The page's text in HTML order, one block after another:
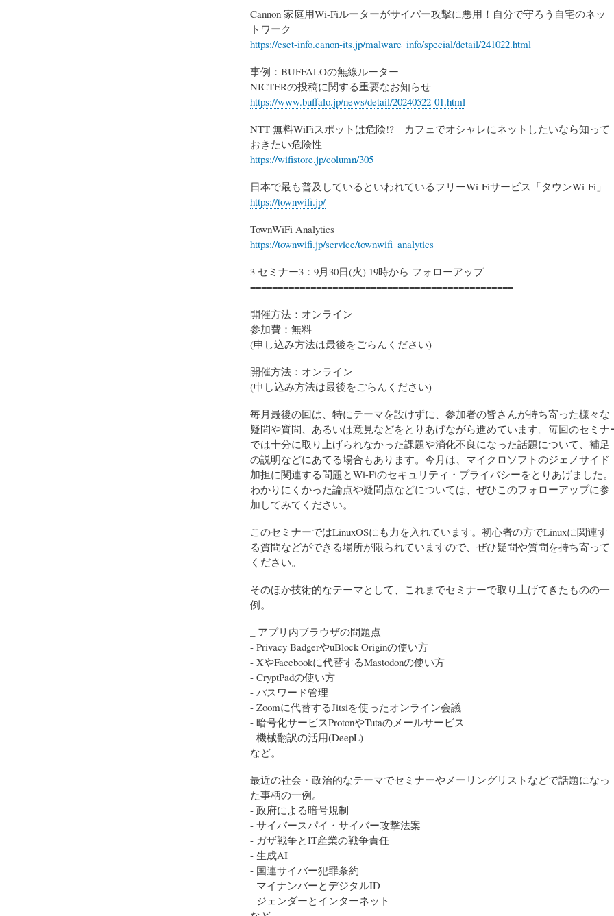
Cannon 家庭用Wi-Fiルーターがサイバー攻撃に悪用！自分で守ろう自宅のネッ
トワーク
https://eset-info.canon-its.jp/malware_info/special/detail/241022.html
事例：BUFFALOの無線ルーター
NICTERの投稿に関する重要なお知らせ
https://www.buffalo.jp/news/detail/20240522-01.html
NTT 無料WiFiスポットは危険!? カフェでオシャレにネットしたいなら知って
おきたい危険性
https://wifistore.jp/column/305
日本で最も普及しているといわれているフリーWi-Fiサービス「タウンWi-Fi」
https://townwifi.jp/
TownWiFi Analytics
https://townwifi.jp/service/townwifi_analytics
3 セミナー3：9月30日(火) 19時から フォローアップ
================================================
開催方法：オンライン
参加費：無料
(申し込み方法は最後をごらんください)
開催方法：オンライン
(申し込み方法は最後をごらんください)
毎月最後の回は、特にテーマを設けずに、参加者の皆さんが持ち寄った様々な
疑問や質問、あるいは意見などをとりあげながら進めています。毎回のセミナ
では十分に取り上げられなかった課題や消化不良になった話題について、補足
の説明などにあてる場合もあります。今月は、マイクロソフトのジェノサイド
加担に関連する問題とWi-Fiのセキュリティ・プライバシーをとりあげました。
わかりにくかった論点や疑問点などについては、ぜひこのフォローアップに参
加してみてください。
このセミナーではLinuxOSにも力を入れています。初心者の方でLinuxに関連す
る質問などができる場所が限られていますので、ぜひ疑問や質問を持ち寄って
ください。
そのほか技術的なテーマとして、これまでセミナーで取り上げてきたものの一
例。
_ アプリ内ブラウザの問題点
- Privacy BadgerやuBlock Originの使い方
- XやFacebookに代替するMastodonの使い方
- CryptPadの使い方
- パスワード管理
- Zoomに代替するJitsiを使ったオンライン会議
- 暗号化サービスProtonやTutaのメールサービス
- 機械翻訳の活用(DeepL)
など。
最近の社会・政治的なテーマでセミナーやメーリングリストなどで話題になっ
た事柄の一例。
- 政府による暗号規制
- サイバースパイ・サイバー攻撃法案
- ガザ戦争とIT産業の戦争責任
- 生成AI
- 国連サイバー犯罪条約
- マイナンバーとデジタルID
- ジェンダーとインターネット